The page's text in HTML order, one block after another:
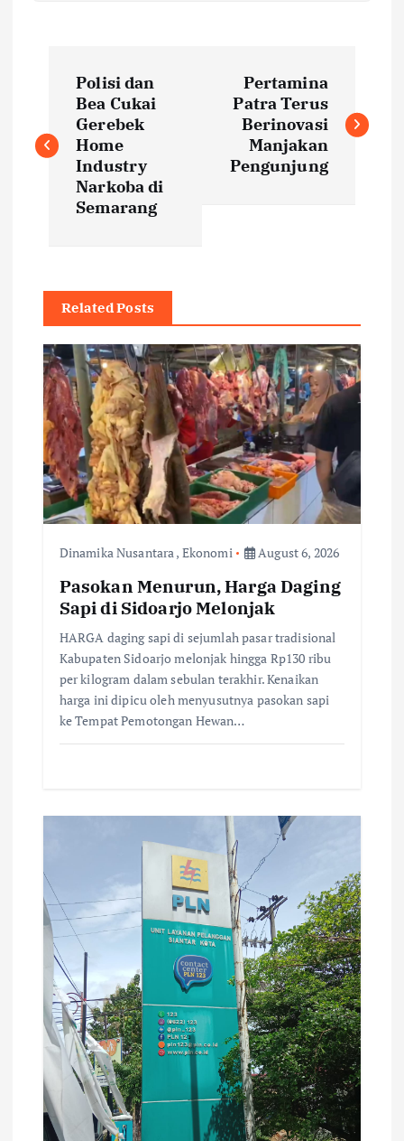
s
a
v
g
a
t
Polisi dan
Bea Cukai
Gerebek
Home
Industry
Narkoba di
Semarang
Pertamina
Patra Terus
Berinovasi
Manjakan
Pengunjung
Related Posts
Dinamika Nusantara , Ekonomi August 6, 2026
Pasokan Menurun, Harga Daging
Sapi di Sidoarjo Melonjak
HARGA daging sapi di sejumlah pasar tradisional
Kabupaten Sidoarjo melonjak hingga Rp130 ribu
per kilogram dalam sebulan terakhir. Kenaikan
harga ini dipicu oleh menyusutnya pasokan sapi
ke Tempat Pemotongan Hewan…